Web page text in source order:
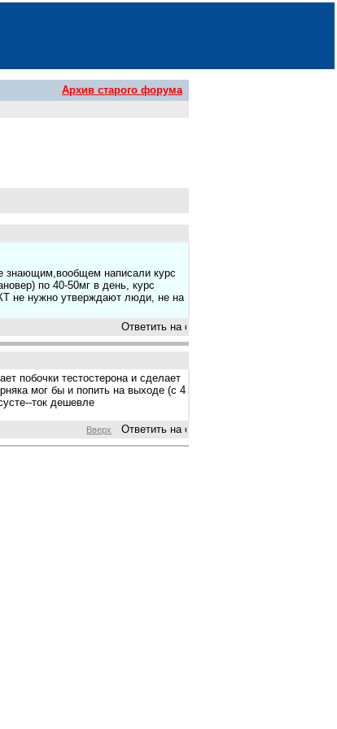
Архив старого форума
знающим,вообщем написали курс
по 40-50мг в день, курс
не нужно утверждают люди, не на
побочки тестостерона и сделает
мог бы и попить на выходе (с 4
ток дешевле
Вверх